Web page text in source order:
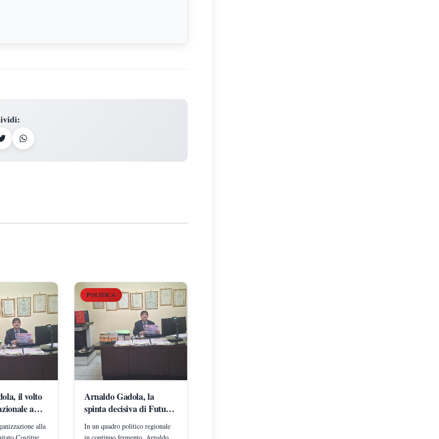
:
il volto
a
che staalla
Costituente
POLITICA
Arnaldo Gadola, la
spinta decisiva di Futuro
Nazionale in Campania:
il protagonista che sta
In un quadro politico regionale
in continuo fermento, Arnaldo